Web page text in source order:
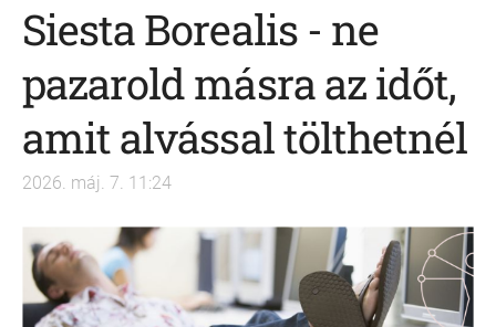
Siesta Borealis - ne
pazarold másra az időt,
amit alvással tölthetnél
2026. máj. 7. 11:24